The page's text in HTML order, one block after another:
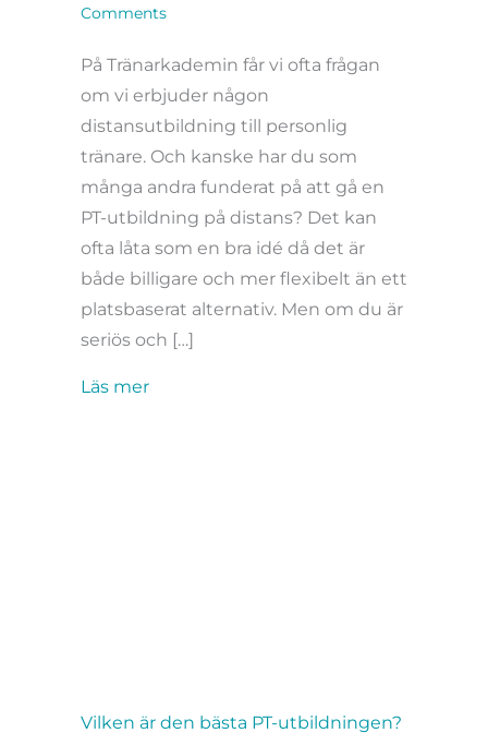
Comments
På Tränarkademin får vi ofta frågan
om vi erbjuder någon
distansutbildning till personlig
tränare. Och kanske har du som
många andra funderat på att gå en
PT-utbildning på distans? Det kan
ofta låta som en bra idé då det är
både billigare och mer flexibelt än ett
platsbaserat alternativ. Men om du är
seriös och […]
Läs merabout Därför är PT-utbildning på
Vilken är den bästa PT-utbildningen?